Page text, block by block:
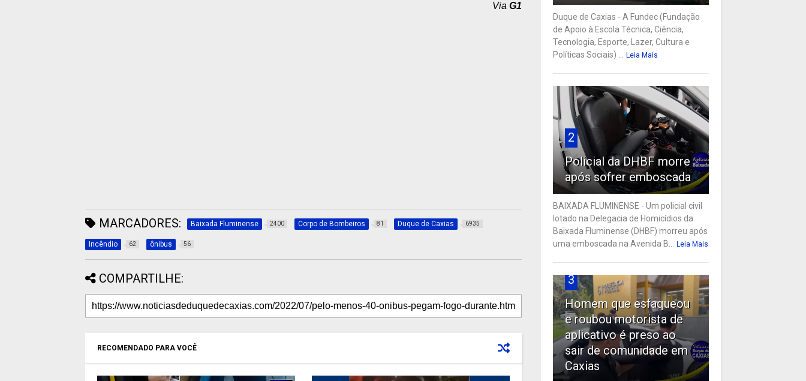
Via G1
MARCADORES: Baixada Fluminense 2400 Corpo de Bombeiros 81 Duque de Caxias 6935
Incêndio 62 ônibus 56
COMPARTILHE:
RECOMENDADO PARA VOCÊ
Duque de Caxias - A Fundec (Fundação
de Apoio à Escola Técnica, Ciência,
Tecnologia, Esporte, Lazer, Cultura e
Políticas Sociais) ...
Leia Mais
2
Policial da DHBF morre
após sofrer emboscada
BAIXADA FLUMINENSE - Um policial civil
lotado na Delegacia de Homicídios da
Baixada Fluminense (DHBF) morreu após
uma emboscada na Avenida B...
Leia Mais
3
Homem que esfaqueou
e roubou motorista de
aplicativo é preso ao
sair de comunidade em
Caxias